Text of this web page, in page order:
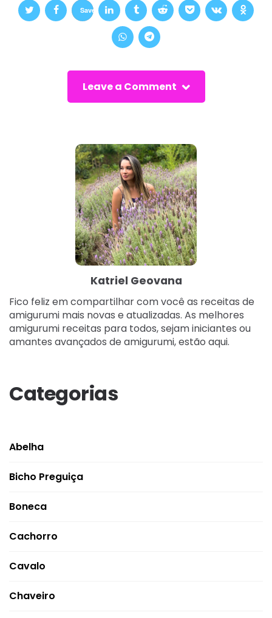
Save
Leave a Comment
Katriel Geovana
Fico feliz em compartilhar com você as receitas de
amigurumi mais novas e atualizadas. As melhores
amigurumi receitas para todos, sejam iniciantes ou
amantes avançados de amigurumi, estão aqui.
Categorias
Abelha
Bicho Preguiça
Boneca
Cachorro
Cavalo
Chaveiro